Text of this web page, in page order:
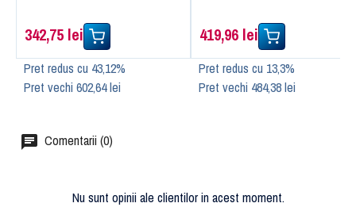
342,75 lei
Pret redus cu 43,12%
Pret vechi 602,64 lei
419,96 lei
Pret redus cu 13,3%
Pret vechi 484,38 lei
Comentarii (0)
Nu sunt opinii ale clientilor in acest moment.